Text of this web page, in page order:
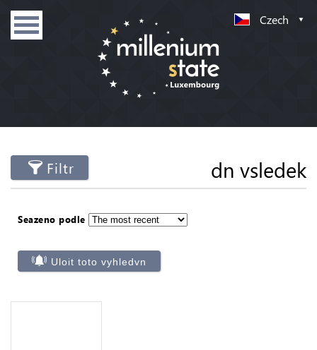
Czech
Filtr dn vsledek
Seazeno podle
Uloit toto vyhledvn